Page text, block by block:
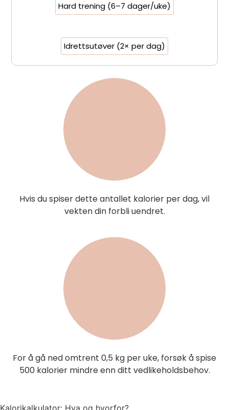
Hard trening (6–7 dager/uke)
Idrettsutøver (2× per dag)
Hvis du spiser dette antallet kalorier per dag, vil
vekten din forbli uendret.
For å gå ned omtrent 0,5 kg per uke, forsøk å spise
500 kalorier mindre enn ditt vedlikeholdsbehov.
Kalorikalkulator: Hva og hvorfor?